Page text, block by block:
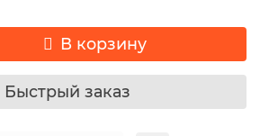
В корзину
Быстрый заказ